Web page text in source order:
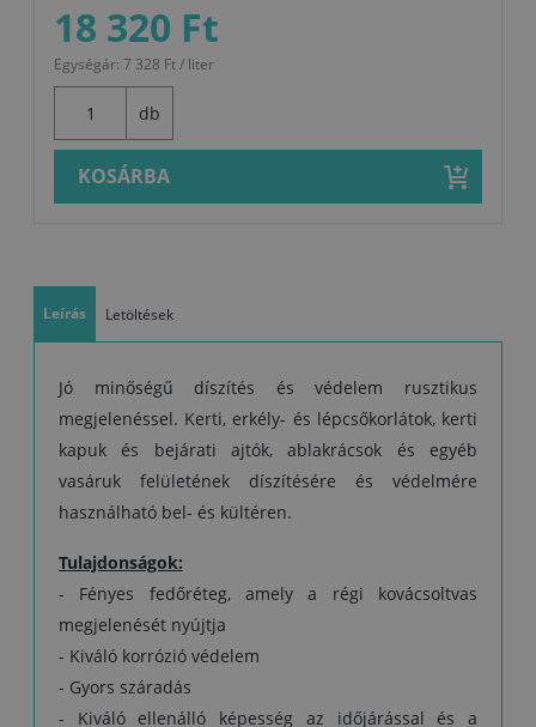
Szükség esetén Tessarol hígítóval
Felület előkészítése:
szennyeződéseket pedig Nitro hígítóval tisztítsa le.
Régi bevonat felújítása:A sértetlen bevonatot tisztítsa és csiszolja
meg, a megrongálódott bevonatokat teljesen távolítsa el.
lehet felvinni a TESSAROL fém alapozófesték alapozót, mivel a
visszamaradt anyag akadályozza a száradást.
- A felületet a bevonat mechanikai terhelésekkel szembeni
szabadban TESSAROL csónaklakkal, beltéri helyiségekben TESSAROL
- Rosszul szellőző helyiségekben szerves oldószerekre jellemző erős
szag keletkezhet.
18 320 Ft
Egységár: 7 328 Ft / liter
db
KOSÁRBA
Leírás Letöltések
Jó minőségű díszítés és védelem rusztikus
megjelenéssel. Kerti, erkély- és lépcsőkorlátok, kerti
kapuk és bejárati ajtók, ablakrácsok és egyéb
vasáruk felületének díszítésére és védelmére
használható bel- és kültéren.
Tulajdonságok:
- Fényes fedőréteg, amely a régi kovácsoltvas
megjelenését nyújtja
- Kiváló korrózió védelem
- Gyors száradás
- Kiváló ellenálló képesség az időjárással és a